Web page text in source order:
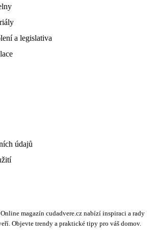
a legislativa
údajů
magazín cudadvere.cz nabízí inspiraci a rady
Objevte trendy a praktické tipy pro váš domov.